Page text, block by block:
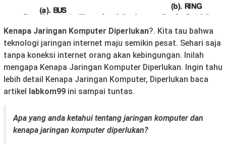
Kenapa Jaringan Komputer Diperlukan?. Kita tau bahwa
teknologi jaringan internet maju semikin pesat. Sehari saja
tanpa koneksi internet orang akan kebingungan. Inilah
mengapa Kenapa Jaringan Komputer Diperlukan. Ingin tahu
lebih detail Kenapa Jaringan Komputer, Diperlukan baca
artikel labkom99 ini sampai tuntas.
Apa yang anda ketahui tentang jaringan komputer dan
kenapa jaringan komputer diperlukan?